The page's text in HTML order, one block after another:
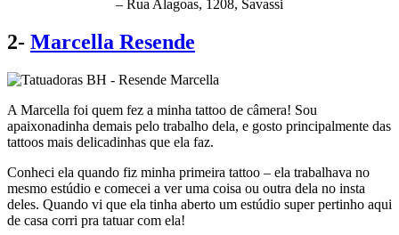
– Rua Alagoas, 1208, Savassi
2- Marcella Resende
A Marcella foi quem fez a minha tattoo de câmera! Sou
apaixonadinha demais pelo trabalho dela, e gosto principalmente das
tattoos mais delicadinhas que ela faz.
Conheci ela quando fiz minha primeira tattoo – ela trabalhava no
mesmo estúdio e comecei a ver uma coisa ou outra dela no insta
deles. Quando vi que ela tinha aberto um estúdio super pertinho aqui
de casa corri pra tatuar com ela!